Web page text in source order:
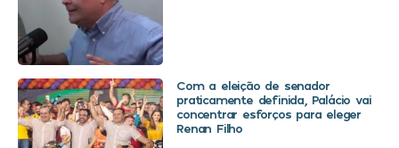
Com a eleição de senador
praticamente definida, Palácio vai
concentrar esforços para eleger
Renan Filho